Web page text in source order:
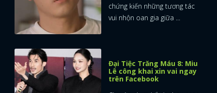
chứng kiến những tương tác
vui nhộn oan gia giữa ...
Đại Tiệc Trăng Máu 8: Miu
Lê công khai xin vai ngay
trên Facebook